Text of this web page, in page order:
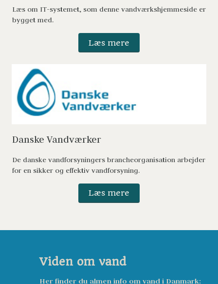
Læs om IT-systemet, som denne vandværkshjemmeside er
bygget med.
Læs mere
Danske Vandværker
De danske vandforsyningers brancheorganisation arbejder
for en sikker og effektiv vandforsyning.
Læs mere
Viden om vand
Her finder du almen info om vand i Danmark: